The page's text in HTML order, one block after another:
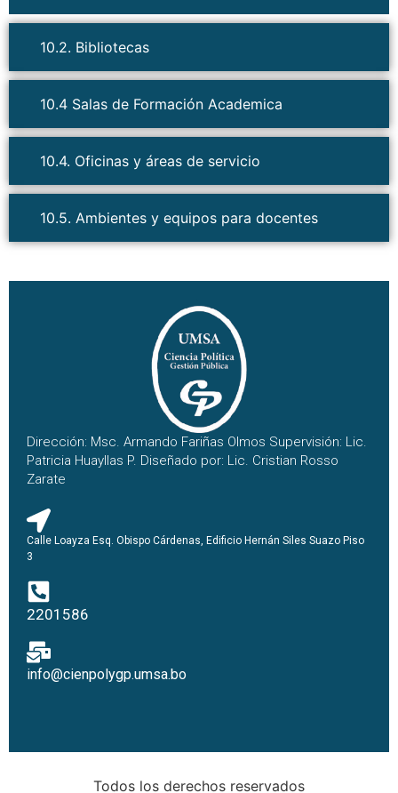
10.2. Bibliotecas
10.4 Salas de Formación Academica
10.4. Oficinas y áreas de servicio
10.5. Ambientes y equipos para docentes
Dirección: Msc. Armando Fariñas Olmos Supervisión: Lic.
Patricia Huayllas P. Diseñado por: Lic. Cristian Rosso
Zarate
Calle Loayza Esq. Obispo Cárdenas, Edificio Hernán Siles Suazo Piso
3
2201586
info@cienpolygp.umsa.bo
Todos los derechos reservados